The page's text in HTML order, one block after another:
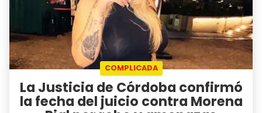
COMPLICADA
La Justicia de Córdoba confirmó
la fecha del juicio contra Morena